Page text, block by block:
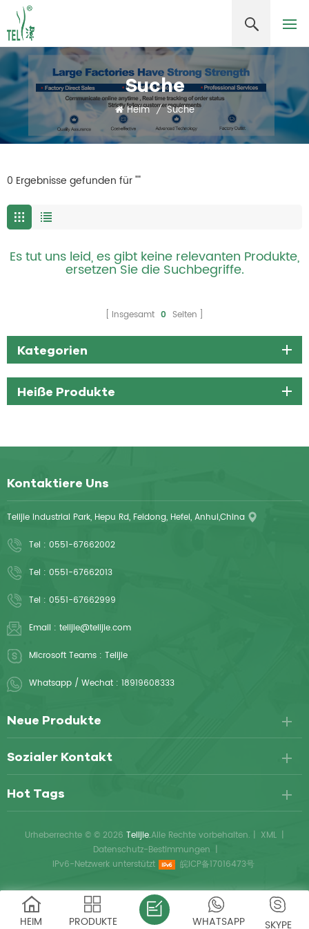
Suche
Heim / Suche
0 Ergebnisse gefunden für ""
Es tut uns leid, es gibt keine relevanten Produkte,
ersetzen Sie die Suchbegriffe.
Insgesamt 0 Seiten
Kategorien
Heiße Produkte
Kontaktiere Uns
Telijie Industrial Park, Hepu Rd, Feidong, Hefei, Anhui,China
Tel : 0551-67662002
Tel : 0551-67662013
Tel : 0551-67662999
Email : telijie@telijie.com
Microsoft Teams : Telijie
Whatsapp / Wechat : 18919608333
Neue Produkte
Sozialer Kontakt
Hot Tags
Urheberrechte © © 2026 Telijie.Alle Rechte vorbehalten. | XML |
Datenschutz-Bestimmungen |
IPv6-Netzwerk unterstützt
皖ICP备17016473号
HEIM PRODUKTE SKYPE
WHATSAPP